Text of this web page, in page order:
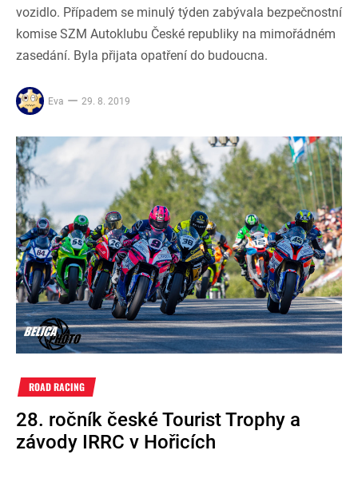
vozidlo. Případem se minulý týden zabývala bezpečnostní
komise SZM Autoklubu České republiky na mimořádném
zasedání. Byla přijata opatření do budoucna.
Eva 29. 8. 2019
ROAD RACING
28. ročník české Tourist Trophy a
závody IRRC v Hořicích